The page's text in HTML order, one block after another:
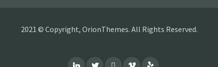
2021 © Copyright, OrionThemes. All Rights Reserved.